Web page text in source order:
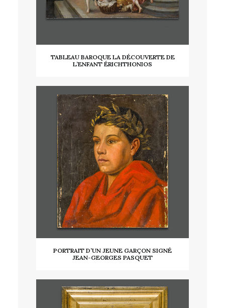
LIRE LA SUITE
TABLEAU BAROQUE LA DÉCOUVERTE DE
L’ENFANT ÉRICHTHONIOS
LIRE LA SUITE
PORTRAIT D’UN JEUNE GARÇON SIGNÉ
JEAN-GEORGES PASQUET